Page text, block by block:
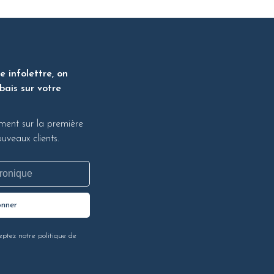
infolettre, on
sur votre
sur la première
clients.
notre politique de